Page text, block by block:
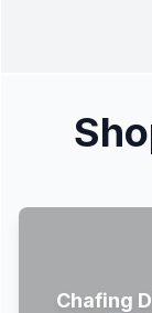
Chafing